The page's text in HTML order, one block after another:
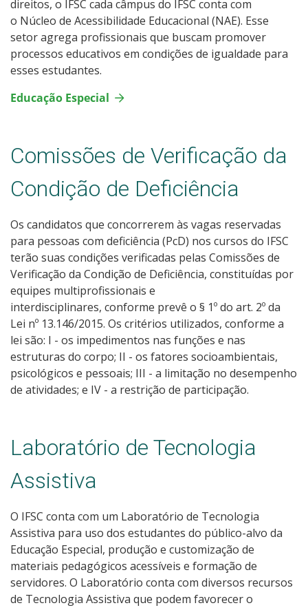
direitos, o IFSC cada câmpus do IFSC conta com
o Núcleo de Acessibilidade Educacional (NAE). Esse
setor agrega profissionais que buscam promover
processos educativos em condições de igualdade para
esses estudantes.
Educação Especial
Comissões de Verificação da
Condição de Deficiência
Os candidatos que concorrerem às vagas reservadas
para pessoas com deficiência (PcD) nos cursos do IFSC
terão suas condições verificadas pelas Comissões de
Verificação da Condição de Deficiência, constituídas por
equipes multiprofissionais e
interdisciplinares, conforme prevê o § 1º do art. 2º da
Lei nº 13.146/2015. Os critérios utilizados, conforme a
lei são: I - os impedimentos nas funções e nas
estruturas do corpo; II - os fatores socioambientais,
psicológicos e pessoais; III - a limitação no desempenho
de atividades; e IV - a restrição de participação.
Laboratório de Tecnologia
Assistiva
O IFSC conta com um Laboratório de Tecnologia
Assistiva para uso dos estudantes do público-alvo da
Educação Especial, produção e customização de
materiais pedagógicos acessíveis e formação de
servidores. O Laboratório conta com diversos recursos
de Tecnologia Assistiva que podem favorecer o